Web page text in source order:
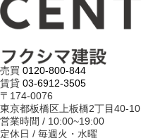
売買 0120-800-844
賃貸 03-6912-3505
〒174-0076
東京都板橋区上板橋2丁目40-10
営業時間 / 10:00~19:00
定休日 / 毎週火・水曜